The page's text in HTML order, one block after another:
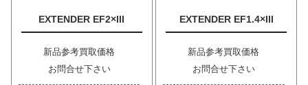
EXTENDER EF2×III
新品参考買取価格
お問合せ下さい
EXTENDER EF1.4×III
新品参考買取価格
お問合せ下さい